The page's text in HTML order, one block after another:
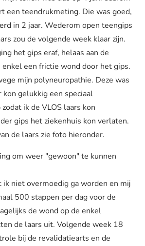
een teendrukmeting. Die was goed,
in 2 jaar. Wederom open teengips
zou de volgende week klaar zijn.
het gips eraf, helaas aan de
enkel een frictie wond door het gips.
mijn polyneuropathie. Deze was
gelukkig een speciaal
ik de VLOS laars kon
gips het ziekenhuis kon verlaten.
de laars zie foto hieronder.
om weer "gewoon" te kunnen
niet overmoedig ga worden en mij
500 stappen per dag voor de
de wond op de enkel
de laars uit. Volgende week 18
bij de revalidatiearts en de